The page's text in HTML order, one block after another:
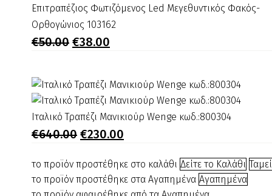
Επιτραπέζιος
Φωτιζόμενος
Led
Ορθογώνιος
103162
Επιτραπέζιος Φωτιζόμενος Led Μεγεθυντικός Φακός-
Ορθογώνιος 103162
€50.00 Original
€50.00.
€38.00
είναι:
€38.00.
Ιταλικό
Τραπέζι
Wenge
κωδ.:800304
Ιταλικό Τραπέζι Μανικιούρ Wenge κωδ.:800304
€640.00 Original
€640.00.
€230.00
είναι:
€230.00.
το προϊόν προστέθηκε στο καλάθι Δείτε το Καλάθι
το προϊόν προστέθηκε στα Αγαπημένα Αγαπημένα